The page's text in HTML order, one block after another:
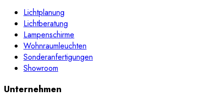
Lichtplanung
Lichtberatung
Lampenschirme
Wohnraumleuchten
Sonderanfertigungen
Showroom
Unternehmen